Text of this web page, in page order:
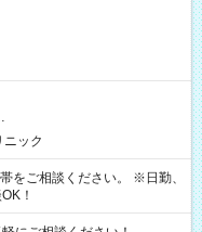
ニック
！